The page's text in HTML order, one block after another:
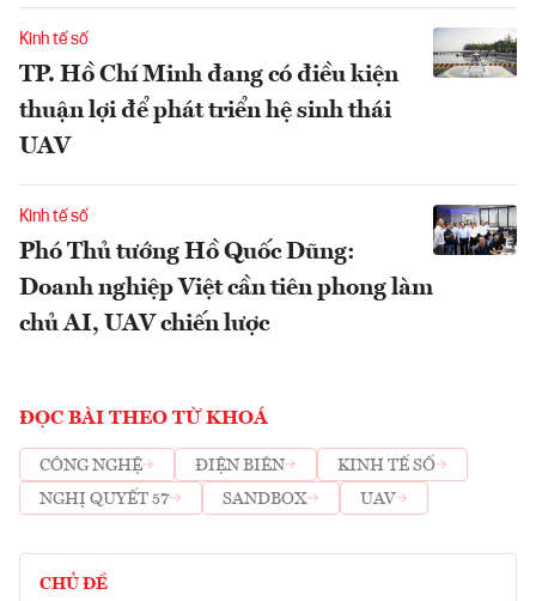
Kinh tế số
TP. Hồ Chí Minh đang có điều kiện
thuận lợi để phát triển hệ sinh thái
UAV
Kinh tế số
Phó Thủ tướng Hồ Quốc Dũng:
Doanh nghiệp Việt cần tiên phong làm
chủ AI, UAV chiến lược
ĐỌC BÀI THEO TỪ KHOÁ
CÔNG NGHỆ ĐIỆN BIÊN
KINH TẾ SỐ
NGHỊ QUYẾT 57
SANDBOX UAV
CHỦ ĐỀ